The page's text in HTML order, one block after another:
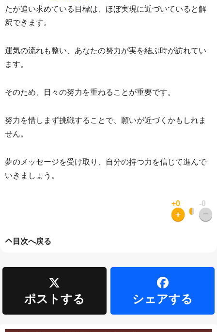
たが追い求めている目標は、ほぼ実現に近づいていると解
釈できます。
運気の流れも整い、あなたの努力が実を結ぶ時が訪れてい
ます。
そのため、日々の努力を重ねることが重要です。
努力を惜しまず挑戦することで、願いが近づくかもしれま
せん。
夢のメッセージを受け取り、自分の持つ力を信じて進んで
いきましょう。
+0 -0
目次へ戻る
ポストする シェアする